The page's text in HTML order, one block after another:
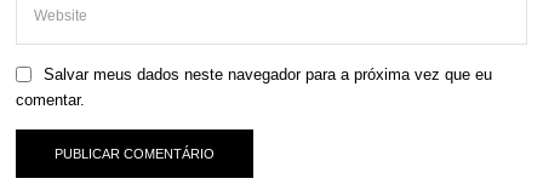
Salvar meus dados neste navegador para a próxima vez que eu
comentar.